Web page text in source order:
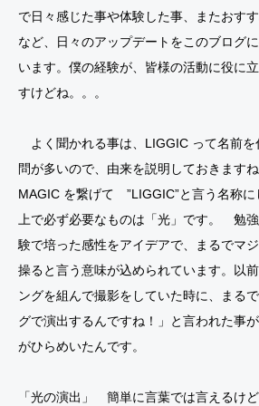
で日々感じた事や体験した事、またおす
など、日々のアップデートをこのブログ
います。僕の経験が、皆様の活動に役に
すけどね。。。
よく聞かれる事は、LIGGIC って名前を
問が多いので、由来を説明しておきます
MAGIC を繋げて ”LIGGIC”と言う名称に
上で必ず必要なものは「光」です。 勉
験で培った感性をアイデアで、まるでマ
操ると言う意味が込められています。以
ングを組んで撮影をしていた時に、まる
グで演出するんですね！」と言われた事
がひらめいたんです。
「光の演出」 簡単に言葉では言えるけど